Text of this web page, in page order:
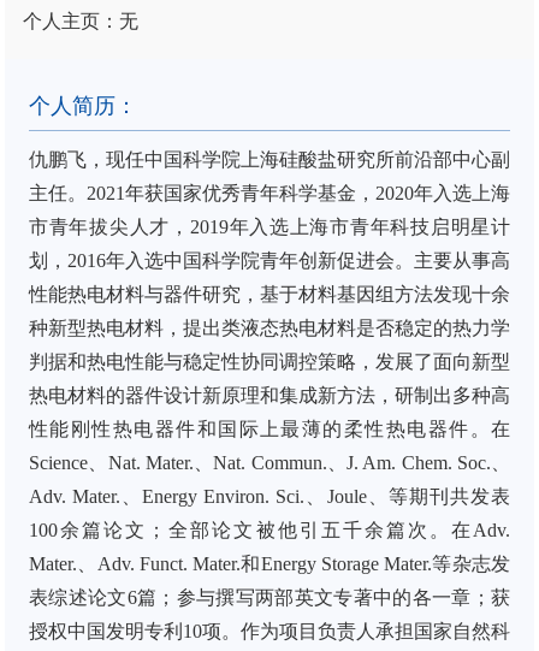
个人主页：无
个人简历：
仇鹏飞，现任中国科学院上海硅酸盐研究所前沿部中心副
主任。 2021年获国家优秀青年科学基金， 2020年入选上海
市青年拔尖人才， 2019年入选上海市青年科技启明星计
划， 2016年入选中国科学院青年创新促进会。主要从事高
性能热电材料与器件研究，基于材料基因组方法发现十余
种新型热电材料，提出类液态热电材料是否稳定的热力学
判据和热电性能与稳定性协同调控策略，发展了面向新型
热电材料的器件设计新原理和集成新方法，研制出多种高
性能刚性热电器件和国际上最薄的柔性热电器件。在
Science
Nat. Mater. 、Nat. Commun. J. Am. Chem. Soc.
Adv. Mater. 、Energy Environ. Sci. Joule、等期刊共发表
100余篇论文；全部论文被他引五千余篇次。在 Adv.
Mater.
Adv. Funct. Mater.和Energy Storage Mater.等杂志发
表综述论文6篇；参与撰写两部英文专著中的各一章；获
授权中国发明专利 10项。作为项目负责人承担国家自然科